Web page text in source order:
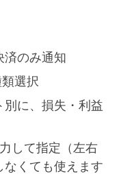
済のみ通知
選択
別に、損失・利益
して指定（左右
くても使えます